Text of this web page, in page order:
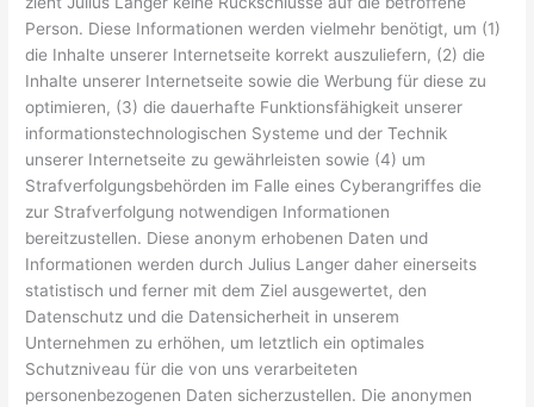
Person. Diese Informationen werden vielmehr benötigt, um (1)
die Inhalte unserer Internetseite korrekt auszuliefern, (2) die
Inhalte unserer Internetseite sowie die Werbung für diese zu
optimieren, (3) die dauerhafte Funktionsfähigkeit unserer
informationstechnologischen Systeme und der Technik
unserer Internetseite zu gewährleisten sowie (4) um
Strafverfolgungsbehörden im Falle eines Cyberangriffes die
zur Strafverfolgung notwendigen Informationen
bereitzustellen. Diese anonym erhobenen Daten und
Informationen werden durch Julius Langer daher einerseits
statistisch und ferner mit dem Ziel ausgewertet, den
Datenschutz und die Datensicherheit in unserem
Unternehmen zu erhöhen, um letztlich ein optimales
Schutzniveau für die von uns verarbeiteten
personenbezogenen Daten sicherzustellen. Die anonymen